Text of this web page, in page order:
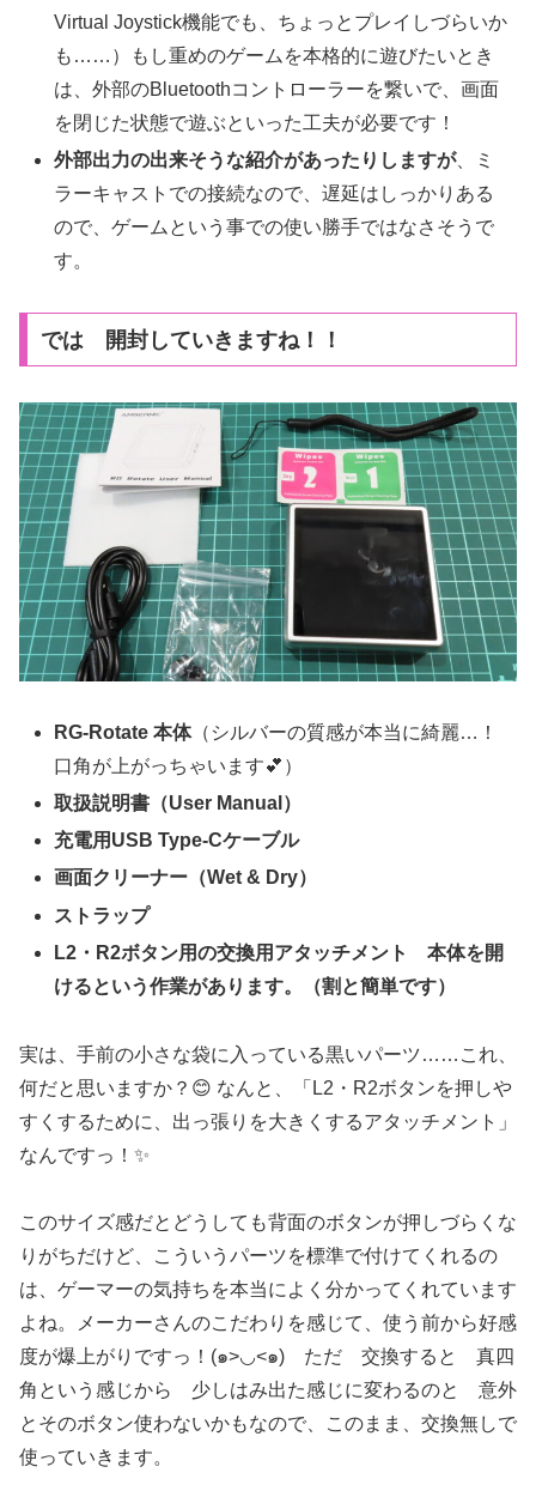
Virtual Joystick機能でも、ちょっとプレイしづらいか
も……）もし重めのゲームを本格的に遊びたいとき
は、外部のBluetoothコントローラーを繋いで、画面
を閉じた状態で遊ぶといった工夫が必要です！
外部出力の出来そうな紹介があったりしますが、ミ
ラーキャストでの接続なので、遅延はしっかりある
ので、ゲームという事での使い勝手ではなさそうで
す。
では 開封していきますね！！
RG-Rotate 本体（シルバーの質感が本当に綺麗…！
口角が上がっちゃいます💕）
取扱説明書（User Manual）
充電用USB Type-Cケーブル
画面クリーナー（Wet & Dry）
ストラップ
L2・R2ボタン用の交換用アタッチメント 本体を開
けるという作業があります。（割と簡単です）
実は、手前の小さな袋に入っている黒いパーツ……これ、
何だと思いますか？😊 なんと、「L2・R2ボタンを押しや
すくするために、出っ張りを大きくするアタッチメント」
なんですっ！✨
このサイズ感だとどうしても背面のボタンが押しづらくな
りがちだけど、こういうパーツを標準で付けてくれるの
は、ゲーマーの気持ちを本当によく分かってくれています
よね。メーカーさんのこだわりを感じて、使う前から好感
度が爆上がりですっ！(๑>◡<๑) ただ 交換すると 真四
角という感じから 少しはみ出た感じに変わるのと 意外
とそのボタン使わないかもなので、このまま、交換無しで
使っていきます。